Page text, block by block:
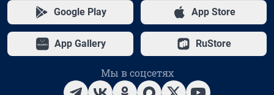
Google Play App Store
App Gallery RuStore
Мы в соцсетях